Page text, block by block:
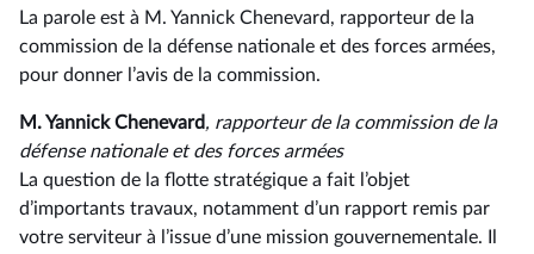
La parole est à M. Yannick Chenevard, rapporteur de la
commission de la défense nationale et des forces armées,
pour donner l’avis de la commission.
M. Yannick Chenevard, rapporteur de la commission de la
défense nationale et des forces armées
La question de la flotte stratégique a fait l’objet
d’importants travaux, notamment d’un rapport remis par
votre serviteur à l’issue d’une mission gouvernementale. Il